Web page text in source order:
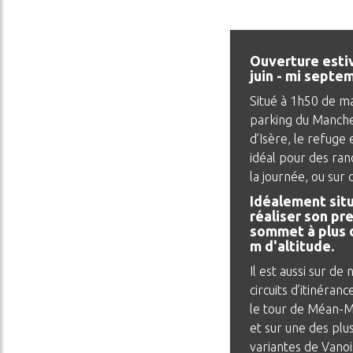
Ouverture
juin - mi
Situé à 1h50 de
parking du
d’Isère, le refuge
idéal pour des
la journée, ou sur
Idéalement
réaliser son
sommet à plus
m d'altitude.
Il est aussi sur de
circuits
le tour de Méan-
et sur une des
variantes de